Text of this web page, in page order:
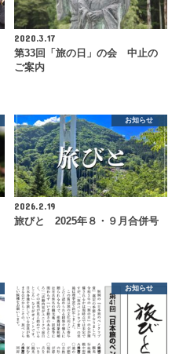
2020.3.17
第33回「旅の日」の会 中止の
ご案内
お知らせ
2026.2.19
旅びと 2025年８・９月合併号
お知らせ